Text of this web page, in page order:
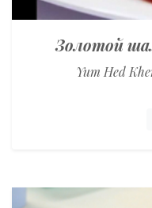
Золотой
Yum Hed